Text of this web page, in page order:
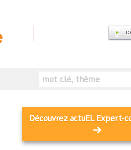
Rechercher
Découvrez actuEL Expert-